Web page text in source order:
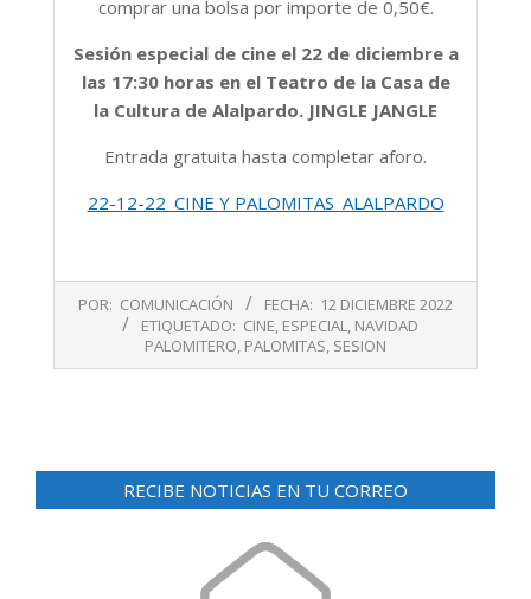
comprar una bolsa por importe de 0,50€.
Sesión especial de cine el 22 de diciembre a
las 17:30 horas en el Teatro de la Casa de
la Cultura de Alalpardo. JINGLE JANGLE
Entrada gratuita hasta completar aforo.
22-12-22_CINE Y PALOMITAS_ALALPARDO
12-
POR: COMUNICACIÓN FECHA: 12 DICIEMBRE 2022
ETIQUETADO: CINE, ESPECIAL, NAVIDAD
PALOMITERO, PALOMITAS, SESION
RECIBE NOTICIAS EN TU CORREO